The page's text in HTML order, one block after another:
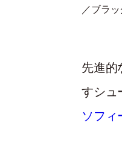
／ブラ
先進的
すシュ
ソフィ